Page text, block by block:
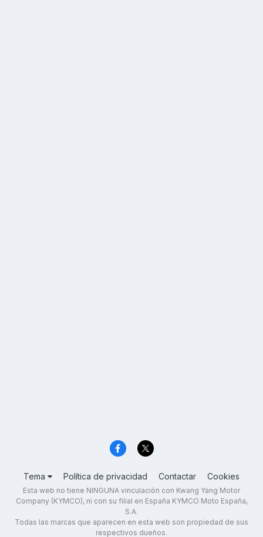
Tema Política de privacidad Contactar Cookies
Esta web no tiene NINGUNA vinculación con Kwang Yang Motor
Company (KYMCO), ni con su filial en España KYMCO Moto España,
S.A.
Todas las marcas que aparecen en esta web son propiedad de sus
respectivos dueños.